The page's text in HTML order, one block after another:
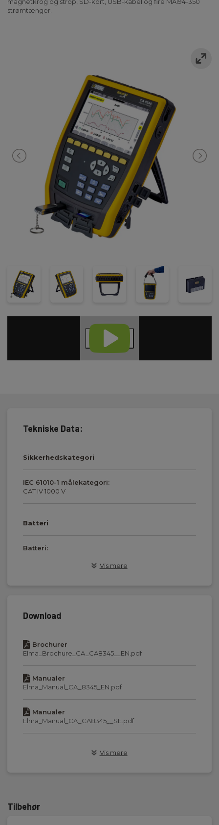
strømtænger.
Tekniske Data:
Sikkerhedskategori
IEC 61010-1 målekategori:
CAT IV 1000 V
Batteri
Batteri:
transportabelt
Display :
Ja
Hukommelse:
Ja
Kapslingsklasse (IP):
54
Vis mere
Download
Brochurer
Elma_Brochure_CA_CA8345__EN.pdf
Manualer
Elma_Manual_CA_8345_EN.pdf
Manualer
Elma_Manual_CA_CA8345__SE.pdf
Vis mere
Tilbehør